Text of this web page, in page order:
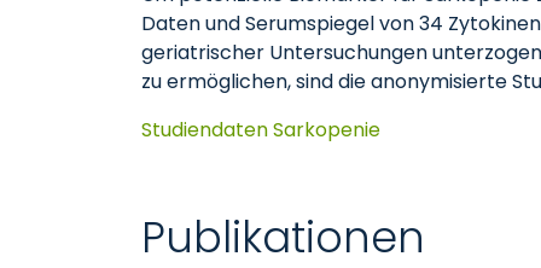
Daten und Serumspiegel von 34
geriatrischer Untersuchungen
zu ermöglichen, sind die anonymisierte
Studiendaten Sarkopenie
Publikationen